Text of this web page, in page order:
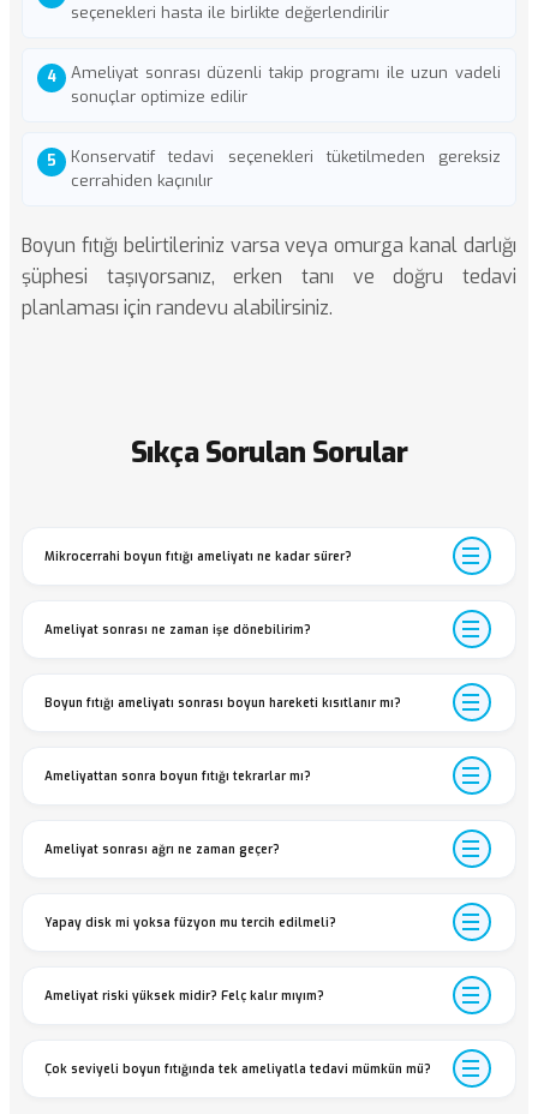
seçenekleri hasta ile birlikte değerlendirilir
Ameliyat sonrası düzenli takip programı ile uzun vadeli
sonuçlar optimize edilir
Konservatif tedavi seçenekleri tüketilmeden gereksiz
cerrahiden kaçınılır
Boyun fıtığı belirtileriniz varsa veyaomurga kanal darlığı
şüphesi taşıyorsanız, erken tanı ve doğru tedavi
planlaması için randevu alabilirsiniz.
Sıkça Sorulan Sorular
Mikrocerrahi boyun fıtığı ameliyatı ne kadar sürer?
Ameliyat sonrası ne zaman işe dönebilirim?
Boyun fıtığı ameliyatı sonrası boyun hareketi kısıtlanır mı?
Ameliyattan sonra boyun fıtığı tekrarlar mı?
Ameliyat sonrası ağrı ne zaman geçer?
Yapay disk mi yoksa füzyon mu tercih edilmeli?
Ameliyat riski yüksek midir? Felç kalır mıyım?
Çok seviyeli boyun fıtığında tek ameliyatla tedavi mümkün mü?